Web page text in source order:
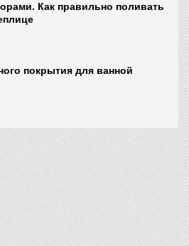
Как правильно поливать
покрытия для ванной